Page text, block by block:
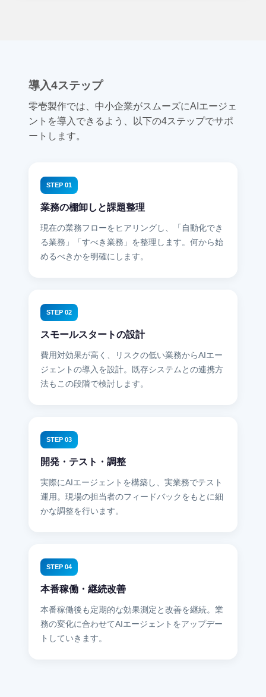
導入4ステップ
零壱製作では、中小企業がスムーズにAIエージェ
ントを導入できるよう、以下の4ステップでサポ
ートします。
STEP 01
業務の棚卸しと課題整理
現在の業務フローをヒアリングし、「自動化でき
る業務」「すべき業務」を整理します。何から始
めるべきかを明確にします。
STEP 02
スモールスタートの設計
費用対効果が高く、リスクの低い業務からAIエー
ジェントの導入を設計。既存システムとの連携方
法もこの段階で検討します。
STEP 03
開発・テスト・調整
実際にAIエージェントを構築し、実業務でテスト
運用。現場の担当者のフィードバックをもとに細
かな調整を行います。
STEP 04
本番稼働・継続改善
本番稼働後も定期的な効果測定と改善を継続。業
務の変化に合わせてAIエージェントをアップデー
トしていきます。